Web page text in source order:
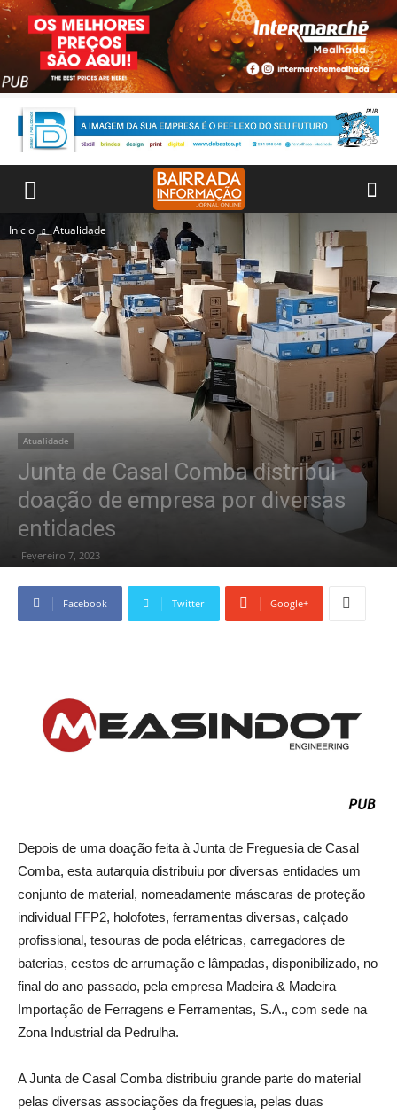
Inicio Atualidade
Atualidade
Junta de Casal Comba distribui
doação de empresa por diversas
entidades
Fevereiro 7, 2023
Facebook Twitter Google+
Depois de uma doação feita à Junta de Freguesia de Casal
Comba, esta autarquia distribuiu por diversas entidades um
conjunto de material, nomeadamente máscaras de proteção
individual FFP2, holofotes, ferramentas diversas, calçado
profissional, tesouras de poda elétricas, carregadores de
baterias, cestos de arrumação e lâmpadas, disponibilizado, no
final do ano passado, pela empresa Madeira & Madeira –
Importação de Ferragens e Ferramentas, S.A., com sede na
Zona Industrial da Pedrulha.
A Junta de Casal Comba distribuiu grande parte do material
pelas diversas associações da freguesia, pelas duas